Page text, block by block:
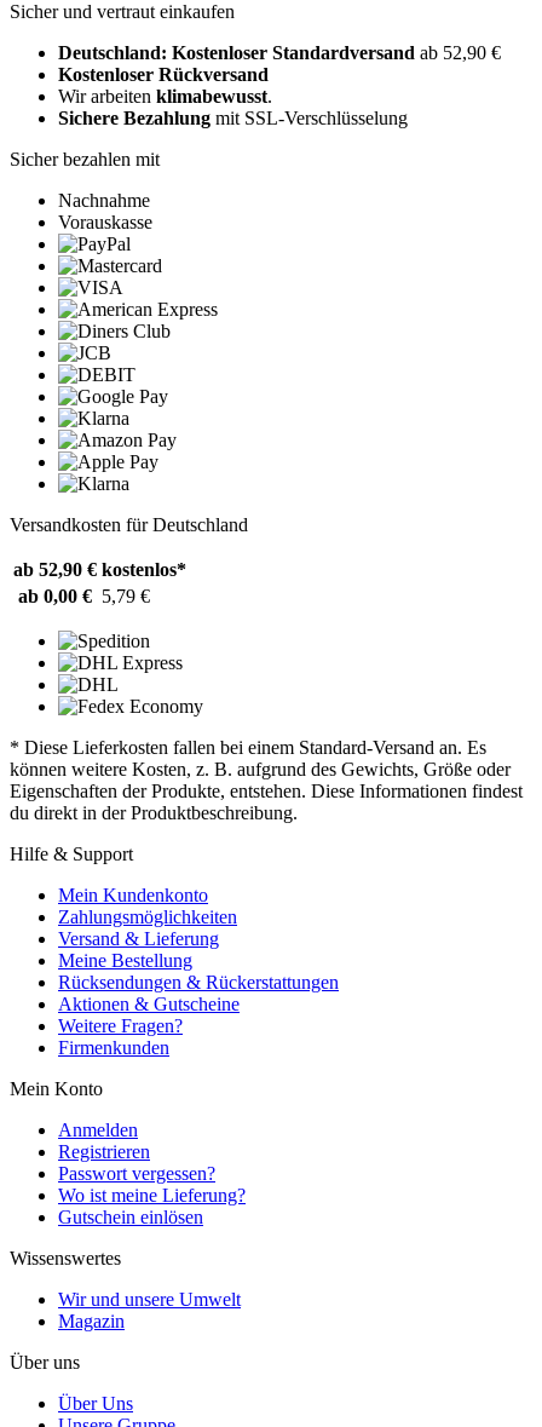
Sicher und vertraut einkaufen
Deutschland: Kostenloser Standardversand ab 52,90 €
Kostenloser Rückversand
Wir arbeiten klimabewusst.
Sichere Bezahlung mit SSL-Verschlüsselung
Sicher bezahlen mit
Nachnahme
Vorauskasse
Versandkosten für Deutschland
ab 52,90 € kostenlos*
ab 0,00 € 5,79 €
* Diese Lieferkosten fallen bei einem Standard-Versand an. Es
können weitere Kosten, z. B. aufgrund des Gewichts, Größe oder
Eigenschaften der Produkte, entstehen. Diese Informationen findest
du direkt in der Produktbeschreibung.
Hilfe & Support
Mein Kundenkonto
Zahlungsmöglichkeiten
Versand & Lieferung
Meine Bestellung
Rücksendungen & Rückerstattungen
Aktionen & Gutscheine
Weitere Fragen?
Firmenkunden
Mein Konto
Anmelden
Registrieren
Passwort vergessen?
Wo ist meine Lieferung?
Gutschein einlösen
Wissenswertes
Wir und unsere Umwelt
Magazin
Über uns
Über Uns